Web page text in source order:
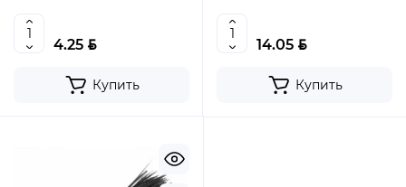
5902801450662 (CN)
4.25 BYN
Купить
5902801450723 (CN)
14.05 BYN
Купить